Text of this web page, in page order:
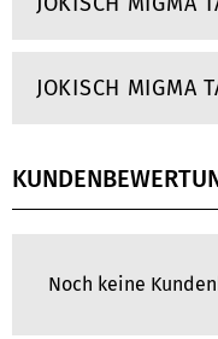
JOKISCH MIGMA
Noch keine